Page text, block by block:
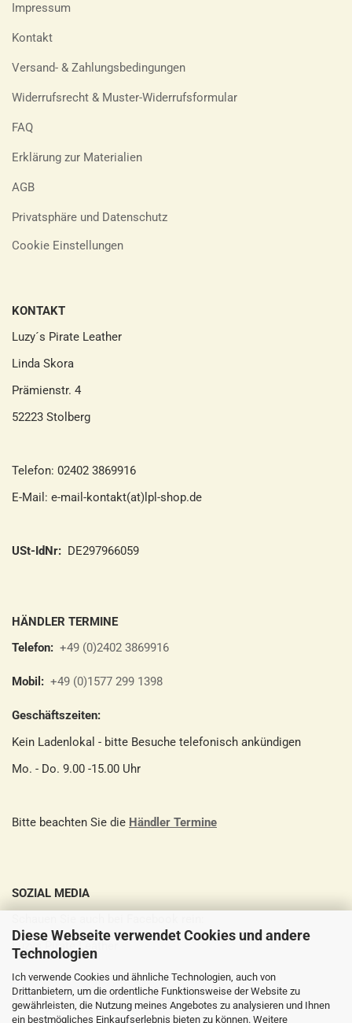
Diese Webseite verwendet Cookies und andere
Technologien
Ich verwende Cookies und ähnliche Technologien, auch von
Drittanbietern, um die ordentliche Funktionsweise der Website zu
gewährleisten, die Nutzung meines Angebotes zu analysieren und Ihnen
ein bestmögliches Einkaufserlebnis bieten zu können. Weitere
Impressum
Kontakt
Versand- & Zahlungsbedingungen
Widerrufsrecht & Muster-Widerrufsformular
FAQ
Erklärung zur Materialien
AGB
Privatsphäre und Datenschutz
Cookie Einstellungen
KONTAKT
Luzy´s Pirate Leather
Linda Skora
Prämienstr. 4
52223 Stolberg
Telefon: 02402 3869916
E-Mail: e-mail-kontakt(at)lpl-shop.de
USt-IdNr: DE297966059
HÄNDLER TERMINE
Telefon: +49 (0)2402 3869916
Mobil: +49 (0)1577 299 1398
Geschäftszeiten:
Kein Ladenlokal - bitte Besuche telefonisch ankündigen
Mo. - Do. 9.00 -15.00 Uhr
Bitte beachten Sie die Händler Termine
SOZIAL MEDIA
Luzys Pirate Leather
Pinterest:Luzys Pirate Leather